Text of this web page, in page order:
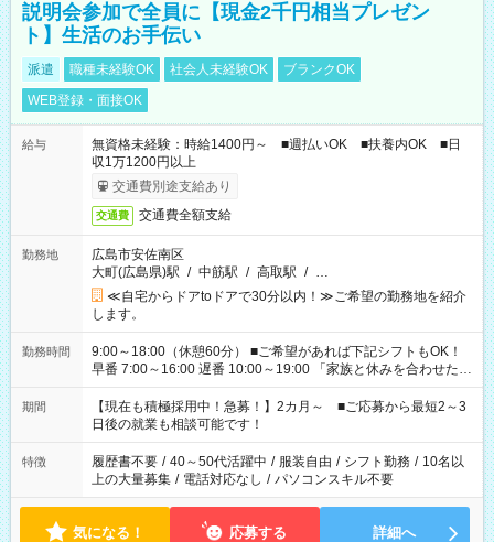
説明会参加で全員に【現金2千円相当プレゼン
ト】生活のお手伝い
派遣 職種未経験OK 社会人未経験OK
ブランクOK
WEB登録・面接OK
給与
無資格未経験：時給1400円～ ■週払いOK ■扶養内OK ■日
収1万1200円以上
交通費別途支給あり
交通費 交通費全額支給
勤務地
広島市安佐南区
大町(広島県)駅 / 中筋駅 / 高取駅 / …
≪自宅からドアtoドアで30分以内！≫ご希望の勤務地を紹介
します。
勤務時間
9:00～18:00（休憩60分） ■ご希望があれば下記シフトもOK！
早番 7:00～16:00 遅番 10:00～19:00 「家族と休みを合わせた
い」 「余裕を持って夕飯の準備がしたい」 「できれば残業はし
たくない」 など、ご希望を教えてくださいね。 ※Wワーク希望
の方へ 今ご覧のお仕事で希望する勤務時間と、もう1つのお仕事
の勤務時間。 合計で週40時間を超える場合は応募できません。
期間
【現在も積極採用中！急募！】2カ月～ ■ご応募から最短2～3
日後の就業も相談可能です！
特徴 履歴書不要 / 40～50代活躍中 / 服装自由 / シフト勤務 / 10名以
上の大量募集 / 電話対応なし / パソコンスキル不要
気になる！ 応募する 詳細へ